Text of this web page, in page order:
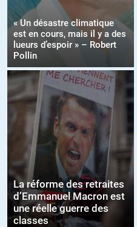
« Un désastre climatique
est en cours, mais il y a des
lueurs d’espoir » – Robert
Pollin
La réforme des retraites
d’Emmanuel Macron est
une réelle guerre des
classes